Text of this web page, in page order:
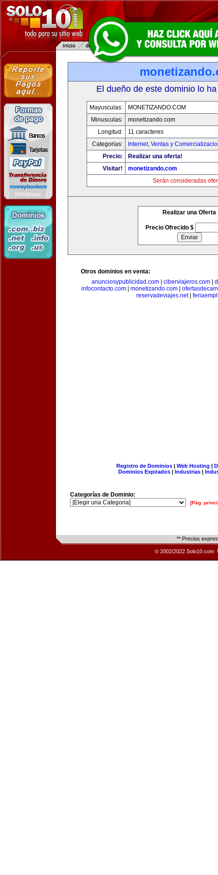
El dueño de este dominio lo
Mayusculas:
MONETIZANDO.COM
Minusculas:
monetizando.com
Longitud:
11 caracteres
Categorias:
Internet, Ventas y
Precio:
Realizar una oferta!
Visitar!
monetizando.com
Serán consideradas
Realizar una Oferta
Precio Ofrecido $
Otros dominios en venta:
anunciosypublicidad.com| ciberviajeros.com|
infocontacto.com
monetizando.com
reservadeviajes.net|
Registro de Dominios| Web Hosting |
Dominios Expirados | Industrias |
Categorías de Dominio:
[Pág.
** Precios
© 2002/2022 Solo10.com